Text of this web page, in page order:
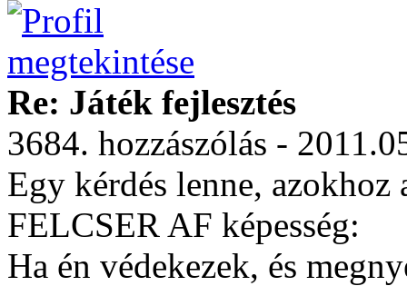
Re: Játék fejlesztés
3684. hozzászólás -
Egy kérdés lenne,
FELCSER AF képesség:
Ha én védekezek, és